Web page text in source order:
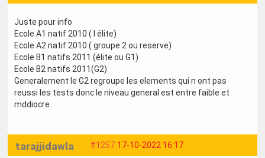
Juste pour info
Ecole A1 natif 2010 ( l élite)
Ecole A2 natif 2010 ( groupe 2 ou reserve)
Ecole B1 natifs 2011 (élite ou G1)
Ecole B2 natifs 2011(G2)
Generalement le G2 regroupe les elements qui n ont pas
reussi les tests donc le niveau general est entre faible et
mddiocre
#1257 17-10-2022 16:17
tarajjidawla